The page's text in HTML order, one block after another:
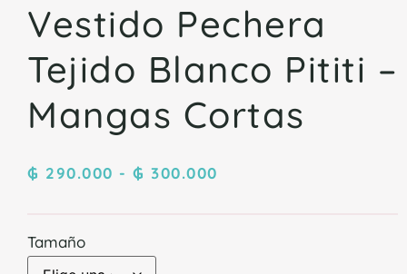
Vestido Pechera
Tejido Blanco Pititi –
Mangas Cortas
₲ 290.000 - ₲ 300.000
Tamaño